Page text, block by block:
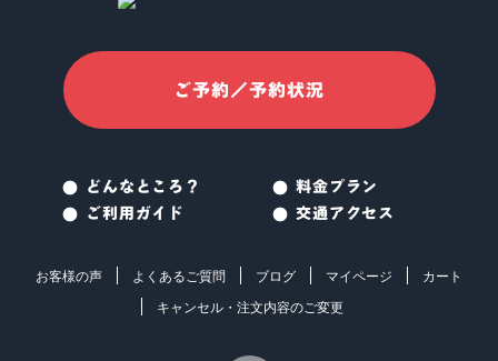
ご予約／予約状況
どんなところ？
料金プラン
ご利用ガイド
交通アクセス
お客様の声 よくあるご質問 ブログ マイページ
カート
キャンセル・注文内容のご変更